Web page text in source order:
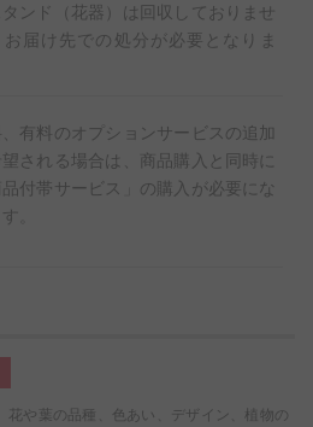
ンド（花器）は回収しておりませ
お届け先での処分が必要となりま
有料のオプションサービスの追加
望される場合は、商品購入と同時に
品付帯サービス」の購入が必要にな
。
花や葉の品種、色あい、デザイン、植物の